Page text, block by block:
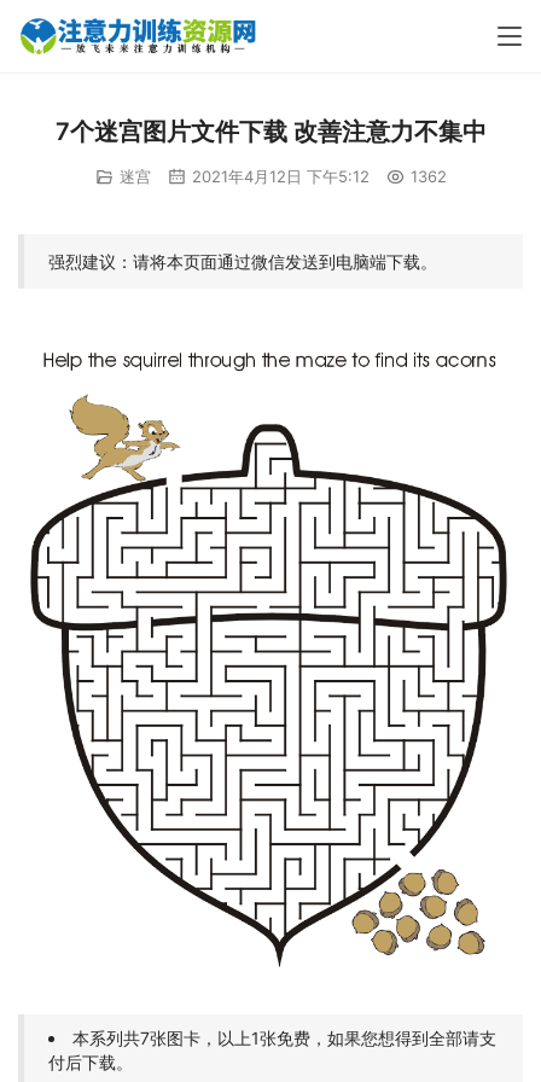
7个迷宫图片文件下载 改善注意力不集中
迷宫 2021年4月12日 下午5:12 1362
强烈建议：请将本页面通过微信发送到电脑端下载。
本系列共7张图卡，以上1张免费，如果您想得到全部请支
付后下载。